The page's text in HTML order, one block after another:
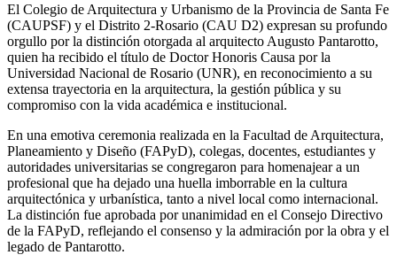
El Colegio de Arquitectura y Urbanismo de la Provincia de Santa Fe
(CAUPSF) y el Distrito 2-Rosario (CAU D2) expresan su profundo
orgullo por la distinción otorgada al arquitecto Augusto Pantarotto,
quien ha recibido el título de Doctor Honoris Causa por la
Universidad Nacional de Rosario (UNR), en reconocimiento a su
extensa trayectoria en la arquitectura, la gestión pública y su
compromiso con la vida académica e institucional.
En una emotiva ceremonia realizada en la Facultad de Arquitectura,
Planeamiento y Diseño (FAPyD), colegas, docentes, estudiantes y
autoridades universitarias se congregaron para homenajear a un
profesional que ha dejado una huella imborrable en la cultura
arquitectónica y urbanística, tanto a nivel local como internacional.
La distinción fue aprobada por unanimidad en el Consejo Directivo
de la FAPyD, reflejando el consenso y la admiración por la obra y el
legado de Pantarotto.